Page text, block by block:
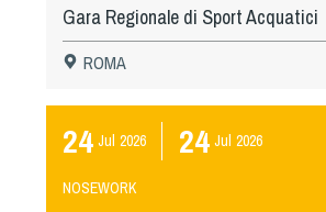
Gara Regionale di Sport Acquatici
ROMA
24 Jul 2026 24 Jul 2026
NOSEWORK